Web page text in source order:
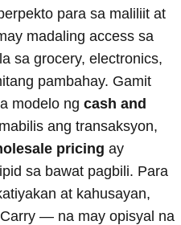
para sa maliliit at
madaling access sa
sa grocery, electronics,
pambahay. Gamit
modelo ng cash and
ang transaksyon,
pricing ay
sa bawat pagbili. Para
at kahusayan,
— na may opisyal na